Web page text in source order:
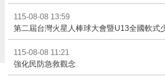
115-08-08 13:59
第二屆台灣火星人棒球大會暨U13全國軟式
115-08-08 11:21
強化民防急救觀念